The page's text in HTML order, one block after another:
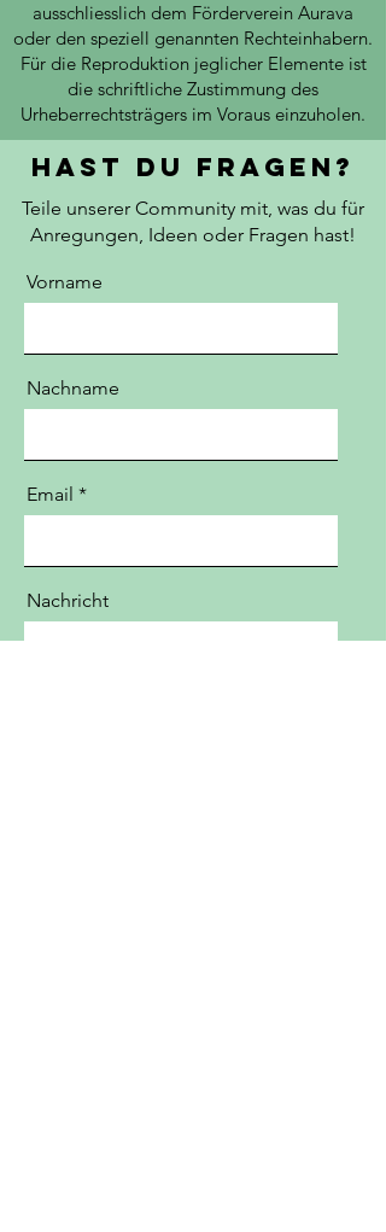
ausschliesslich dem Förderverein Aurava
oder den speziell genannten Rechteinhabern.
Für die Reproduktion jeglicher Elemente ist
die schriftliche Zustimmung des
Urheberrechtsträgers im Voraus einzuholen.
Hast du fragen?
Teile unserer Community mit, was du für
Anregungen, Ideen oder Fragen hast!
Vorname
Nachname
Email
Nachricht